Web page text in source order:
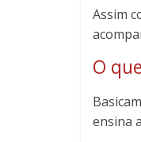
Assim
O
ensina